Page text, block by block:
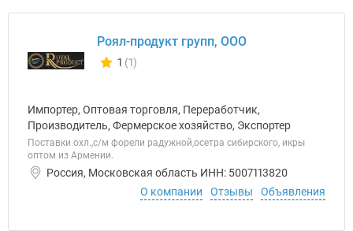
Роял-продукт групп, ООО
Количество отзывов у компании всего и сегодня
1 (1)
Импортер, Оптовая торговля, Переработчик,
Производитель, Фермерское хозяйство, Экспортер
Поставки охл.,с/м форели радужной,осетра сибирского, икры
оптом из Армении.
Россия, Московская область ИНН: 5007113820
О компании
Отзывы Объявления